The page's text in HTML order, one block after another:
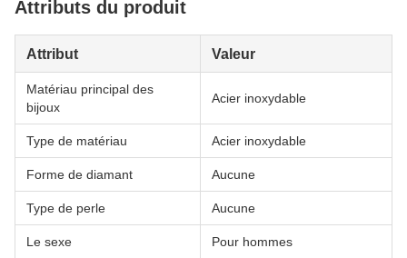
Attributs du produit
Attribut Valeur
Matériau principal des
bijoux
Acier inoxydable
Type de matériau Acier inoxydable
Forme de diamant Aucune
Type de perle Aucune
Le sexe Pour hommes